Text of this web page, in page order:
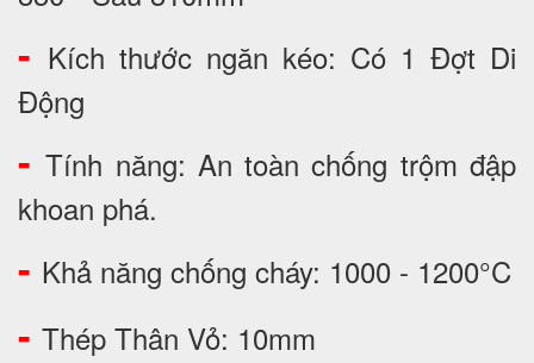
- Kích thước ngăn kéo: Có 1 Đợt Di
Động
-Tính năng: An toàn chống trộm đập
khoan phá.
- Khả năng chống cháy: 1000 - 1200°C
- Thép Thân Vỏ: 10mm